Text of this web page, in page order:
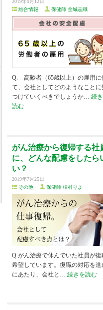
2019年9月12日
総合情報
保健師 金城志織
Q. 高齢者（65歳以上）の雇用に
て、会社としてどのようなことに
つけていくべきでしょうか… 続
読む
がん治療から復帰する社
に、どんな配慮をしたら
い？
2019年7月25日
その他
保健師 植村りよ
Q がん治療で休んでいた社員が復
希望しています。復職の対応を進
にあたり、会社と… 続きを読む